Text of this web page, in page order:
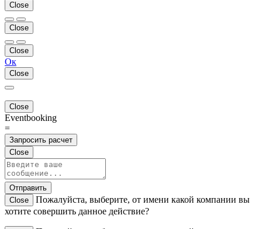
Close
Close
Close
Ок
Close
Close
Eventbooking
=
Запросить расчет
Close
Отправить
Close
Пожалуйста, выберите, от имени какой компании вы
хотите совершить данное действие?